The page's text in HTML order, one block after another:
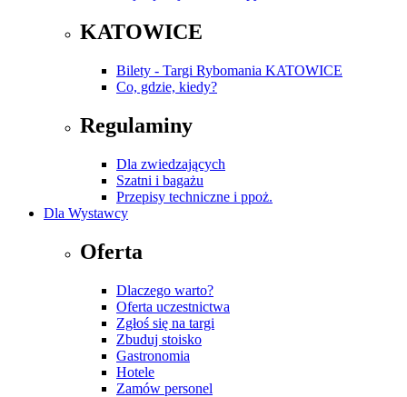
KATOWICE
Bilety - Targi Rybomania KATOWICE
Co, gdzie, kiedy?
Regulaminy
Dla zwiedzających
Szatni i bagażu
Przepisy techniczne i ppoż.
Dla Wystawcy
Oferta
Dlaczego warto?
Oferta uczestnictwa
Zgłoś się na targi
Zbuduj stoisko
Gastronomia
Hotele
Zamów personel